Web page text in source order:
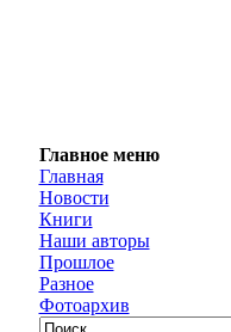
Главное меню
Главная
Новости
Книги
Наши авторы
Прошлое
Разное
Фотоархив